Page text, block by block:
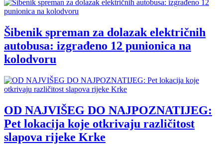
Šibenik spreman za dolazak električnih
autobusa: izgrađeno 12 punionica na
kolodvoru
OD NAJVIŠEG DO NAJPOZNATIJEG:
Pet lokacija koje otkrivaju različitost
slapova rijeke Krke